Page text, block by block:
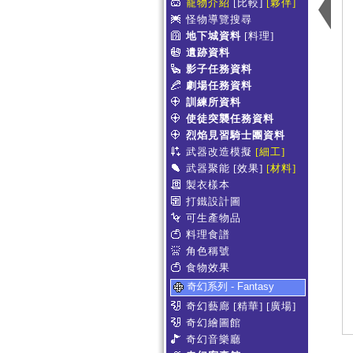
寵物介紹 [比較]
[夥伴]
怪物導覽搜尋
地下城資料 [料理]
遺跡資料
影子任務資料
劇場任務資料
訓練所資料
使徒突襲任務資料
烈焰見習騎士團資料
武器改造模擬 [細工]
武器聚能 [效果] [材料]
製衣樣本
打鐵設計圖
可生產物品
料理食譜
角色稱號
食物效果
奇幻系列 - Fantasy
奇幻藝廊 [精華] [廣場]
奇幻繪圖館
奇幻音樂廳